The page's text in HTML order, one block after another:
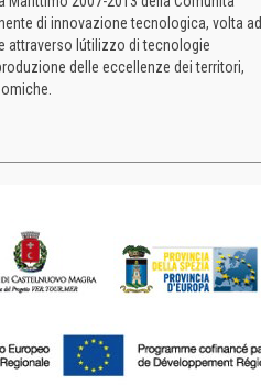
di innovazione tecnologica, volta ad
attraverso lútilizzo di tecnologie
delle eccellenze dei territori,